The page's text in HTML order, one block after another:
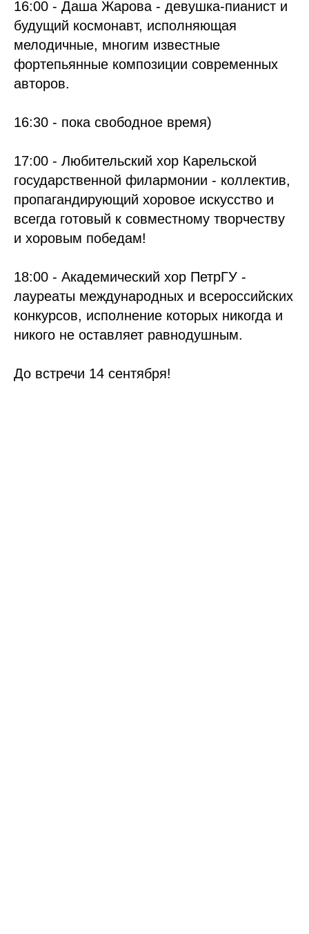
16:00 - Даша Жарова - девушка-пианист и
будущий космонавт, исполняющая
мелодичные, многим известные
фортепьянные композиции современных
авторов.
16:30 - пока свободное время)
17:00 - Любительский хор Карельской
государственной филармонии - коллектив,
пропагандирующий хоровое искусство и
всегда готовый к совместному творчеству
и хоровым победам!
18:00 - Академический хор ПетрГУ -
лауреаты международных и всероссийских
конкурсов, исполнение которых никогда и
никого не оставляет равнодушным.
До встречи 14 сентября!